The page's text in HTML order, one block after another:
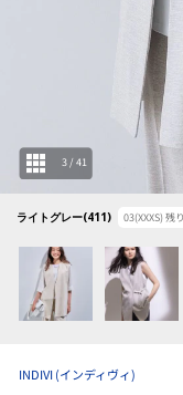
ライトグレー(411) 03(XXXS)残り
3/41
INDIVI(インディヴィ)